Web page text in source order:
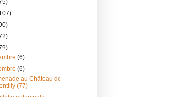
(6)
(6)
au Château de
(77)